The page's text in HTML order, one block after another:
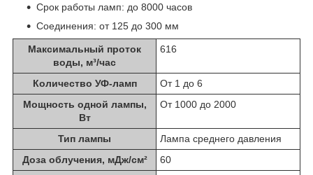
Срок работы ламп: до 8000 часов
Соединения: от 125 до 300 мм
Максимальный проток
воды, м³/час
616
Количество УФ-ламп
От 1 до 6
Мощность одной лампы,
Вт
От 1000 до 2000
Тип лампы
Лампа среднего давления
Доза облучения, мДж/см²
60